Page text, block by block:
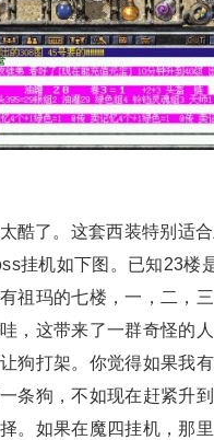
酷了。这套西装特别适
挂机如下图。已知23楼
祖玛的七楼，一，二，
，这带来了一群奇怪的
狗打架。你觉得如果我
条狗，不如现在赶紧升
。如果在魔四挂机，那